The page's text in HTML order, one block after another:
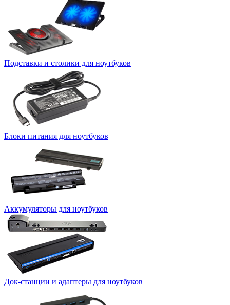
Подставки и столики для ноутбуков
Блоки питания для ноутбуков
Аккумуляторы для ноутбуков
Док-станции и адаптеры для ноутбуков